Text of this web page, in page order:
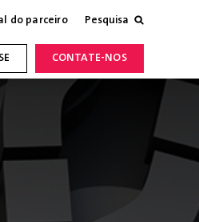
do parceiro Pesquisa
CONTATE-NOS